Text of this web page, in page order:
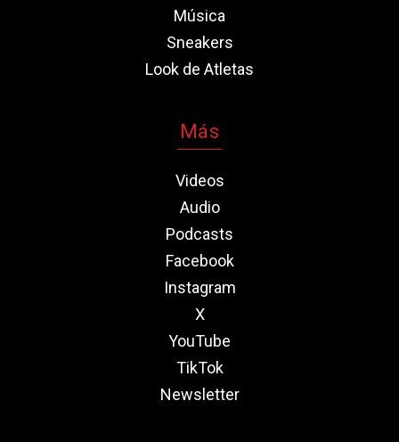
Música
Sneakers
Look de Atletas
Más
Videos
Audio
Podcasts
Facebook
Instagram
X
YouTube
TikTok
Newsletter